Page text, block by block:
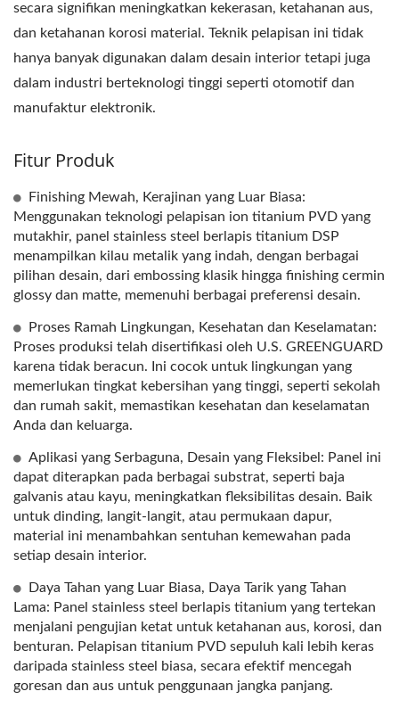
secara signifikan meningkatkan kekerasan, ketahanan aus,
dan ketahanan korosi material. Teknik pelapisan ini tidak
hanya banyak digunakan dalam desain interior tetapi juga
dalam industri berteknologi tinggi seperti otomotif dan
manufaktur elektronik.
Fitur Produk
Finishing Mewah, Kerajinan yang Luar Biasa:
Menggunakan teknologi pelapisan ion titanium PVD yang
mutakhir, panel stainless steel berlapis titanium DSP
menampilkan kilau metalik yang indah, dengan berbagai
pilihan desain, dari embossing klasik hingga finishing cermin
glossy dan matte, memenuhi berbagai preferensi desain.
Proses Ramah Lingkungan, Kesehatan dan Keselamatan:
Proses produksi telah disertifikasi oleh U.S. GREENGUARD
karena tidak beracun. Ini cocok untuk lingkungan yang
memerlukan tingkat kebersihan yang tinggi, seperti sekolah
dan rumah sakit, memastikan kesehatan dan keselamatan
Anda dan keluarga.
Aplikasi yang Serbaguna, Desain yang Fleksibel: Panel ini
dapat diterapkan pada berbagai substrat, seperti baja
galvanis atau kayu, meningkatkan fleksibilitas desain. Baik
untuk dinding, langit-langit, atau permukaan dapur,
material ini menambahkan sentuhan kemewahan pada
setiap desain interior.
Daya Tahan yang Luar Biasa, Daya Tarik yang Tahan
Lama: Panel stainless steel berlapis titanium yang tertekan
menjalani pengujian ketat untuk ketahanan aus, korosi, dan
benturan. Pelapisan titanium PVD sepuluh kali lebih keras
daripada stainless steel biasa, secara efektif mencegah
goresan dan aus untuk penggunaan jangka panjang.